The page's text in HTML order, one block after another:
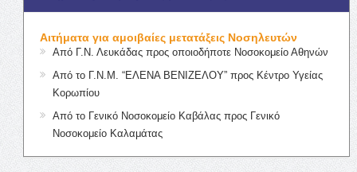
Αιτήματα για αμοιβαίες μετατάξεις Νοσηλευτών
Από Γ.Ν. Λευκάδας προς οποιοδήποτε Νοσοκομείο Αθηνών
Από το Γ.Ν.Μ. “ΕΛΕΝΑ ΒΕΝΙΖΕΛΟΥ” προς Κέντρο Υγείας
Κορωπίου
Από το Γενικό Νοσοκομείο Καβάλας προς Γενικό
Νοσοκομείο Καλαμάτας